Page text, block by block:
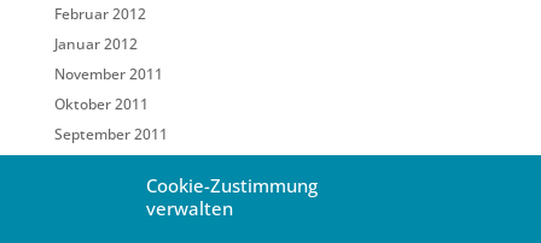
Cookie-Zustimmung
verwalten
Februar 2012
Januar 2012
November 2011
Oktober 2011
September 2011